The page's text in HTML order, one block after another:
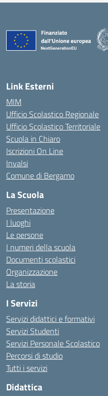
Link Esterni
MIM
Ufficio Scolastico Regionale
Ufficio Scolastico Territoriale
Scuola in Chiaro
Iscrizioni On Line
Invalsi
Comune di Bergamo
La Scuola
Presentazione
I luoghi
Le persone
I numeri della scuola
Documenti scolastici
Organizzazione
La storia
I Servizi
Servizi didattici e formativi
Servizi Studenti
Servizi Personale Scolastico
Percorsi di studio
Tutti i servizi
Didattica